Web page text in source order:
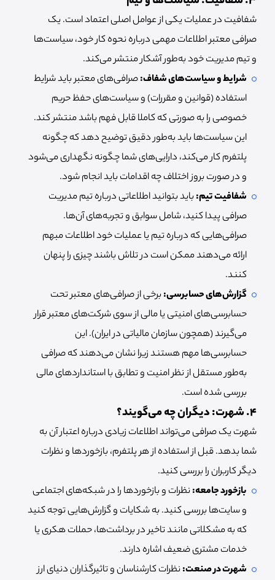
شفافیت در عملیات یکی از عوامل اصلی اعتماد است. یک
صرافی معتبر اطلاعات مهمی درباره نحوه کار خود، سیاست‌ها
و تیم مدیریت خود به‌طور آشکار منتشر می‌کند.
شرایط و سیاست‌های شفاف:صرافی‌های معتبر باید شرایط
استفاده (قوانین و مقررات) و سیاست‌های حفظ حریم
خصوصی را به صورتی که کاملا قابل فهم باشد منتشر کند.
این سیاست‌ها باید به‌طور دقیق توضیح دهد که چگونه
پلتفرم کار می‌کند، دارایی‌های شما چگونه نگهداری می‌شود
و در صورت بروز اختلاف چه اقدامات باید انجام شود.
شفافیت تیم:باید بتوانید اطلاعاتی درباره تیم مدیریت
صرافی پیدا کنید، شامل سوابق و تجربه‌های آن‌ها.
صرافی‌هایی که درباره تیم یا عملیات خود اطلاعات مبهم
ارائه می‌دهند ممکن است در تلاش باشند چیزی را پنهان
کنند.
گزارش‌های حسابرسی:برخی از صرافی‌های معتبر تحت
حسابرسی‌های امنیتی یا مالی از سوی شرکت‌های معتبر قرار
می‌گیرند (همچون سازمان مالیاتی در ایران). این
حسابرسی‌ها مهم هستند زیرا نشان می‌دهند که صرافی
به‌طور مستقل از نظر امنیت و تطابق با استانداردهای مالی
بررسی شده است.
۴. شهرت: دیگران چه می‌گویند؟
شهرت یک صرافی می‌تواند اطلاعات زیادی درباره اعتبار آن به
شما بدهد. قبل از استفاده از هر پلتفرم، بازخوردها و نظرات
دیگر کاربران را بررسی کنید.
بازخورد جامعه:نظرات و بازخوردها را در شبکه‌های اجتماعی
و سایت‌ها بررسی کنید. به شکایات و گزارش‌هایی توجه کنید
که به مشکلاتی مانند تاخیر در برداشت‌ها، حملات هکری یا
خدمات مشتری ضعیف اشاره دارند.
شهرت در صنعت:نظرات کارشناسان و تاثیرگذاران دنیای ارز